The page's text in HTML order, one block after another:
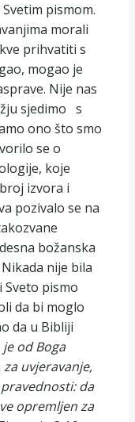
pismom.
morali
prihvatiti s
mogao je
Nije nas
sjedimo s
ono što smo
se o
koje
izvora i
pozivalo se na
božanska
nije bila
pismo
da bi moglo
da u Bibliji
je od Boga
uvjeravanje,
da
opremljen za